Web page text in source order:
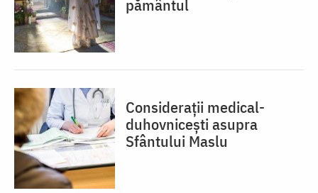
pământul
Considerații medical-
duhovnicești asupra
Sfântului Maslu